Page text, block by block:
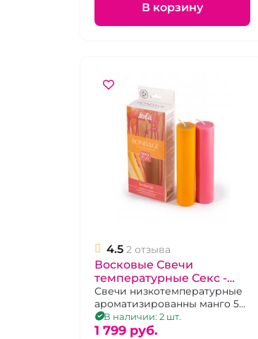
В корзину
4.5 2 отзыва
Восковые Свечи
температурные Секс -
набор из 2 штук "Wax
Play" To heat up
Свечи низкотемпературные
ароматизированны манго 55-
60 градусов, с пряностями
45-50
В наличии: 2 шт.
1 799 pуб.